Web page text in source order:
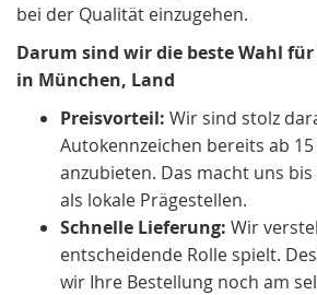
bei der Qualität einzugehen.
Darum sind wir die beste Wahl
in München, Land
Preisvorteil: Wir sind stolz
Autokennzeichen bereits ab
anzubieten. Das macht uns
als lokale Prägestellen.
Schnelle Lieferung: Wir
entscheidende Rolle spielt.
wir Ihre Bestellung noch am